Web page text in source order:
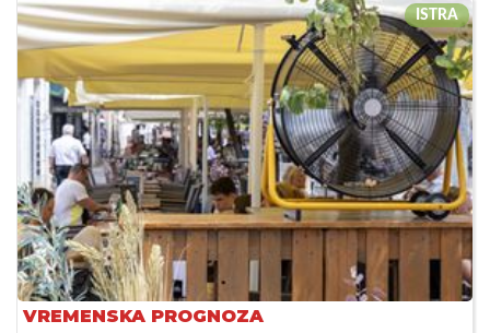
ISTRA
VREMENSKA PROGNOZA